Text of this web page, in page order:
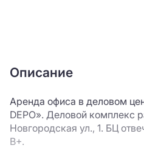
Описание
Аренда офиса в деловом
DEPO». Деловой комплекс
Новгородская ул., 1. БЦ
B+.